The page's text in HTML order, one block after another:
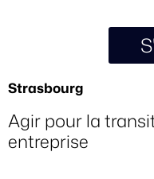
Strasbourg
Agir pour la
entreprise